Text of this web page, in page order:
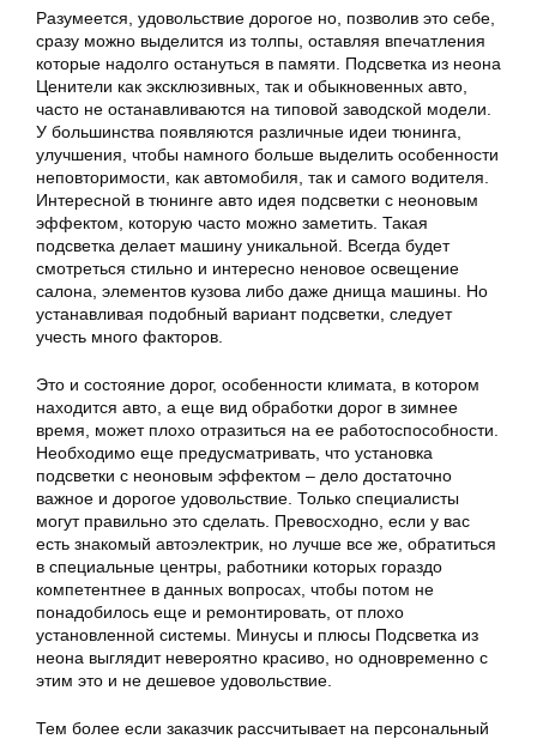
Разумеется, удовольствие дорогое но, позволив это себе,
сразу можно выделится из толпы, оставляя впечатления
которые надолго остануться в памяти. Подсветка из неона
Ценители как эксклюзивных, так и обыкновенных авто,
часто не останавливаются на типовой заводской модели.
У большинства появляются различные идеи тюнинга,
улучшения, чтобы намного больше выделить особенности
неповторимости, как автомобиля, так и самого водителя.
Интересной в тюнинге авто идея подсветки с неоновым
эффектом, которую часто можно заметить. Такая
подсветка делает машину уникальной. Всегда будет
смотреться стильно и интересно неновое освещение
салона, элементов кузова либо даже днища машины. Но
устанавливая подобный вариант подсветки, следует
учесть много факторов.
Это и состояние дорог, особенности климата, в котором
находится авто, а еще вид обработки дорог в зимнее
время, может плохо отразиться на ее работоспособности.
Необходимо еще предусматривать, что установка
подсветки с неоновым эффектом – дело достаточно
важное и дорогое удовольствие. Только специалисты
могут правильно это сделать. Превосходно, если у вас
есть знакомый автоэлектрик, но лучше все же, обратиться
в специальные центры, работники которых гораздо
компетентнее в данных вопросах, чтобы потом не
понадобилось еще и ремонтировать, от плохо
установленной системы. Минусы и плюсы Подсветка из
неона выглядит невероятно красиво, но одновременно с
этим это и не дешевое удовольствие.
Тем более если заказчик рассчитывает на персональный